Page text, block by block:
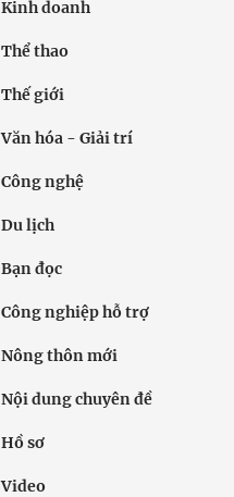
Kinh doanh
Thể thao
Thế giới
Văn hóa - Giải trí
Công nghệ
Du lịch
Bạn đọc
Công nghiệp hỗ trợ
Nông thôn mới
Nội dung chuyên đề
Hồ sơ
Video